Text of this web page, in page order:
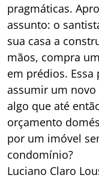
pragmáticas.
assunto: o
sua casa a
mãos, compra
em prédios. Essa
assumir um
algo que até
orçamento
por um imóvel
condomínio?
Luciano Claro